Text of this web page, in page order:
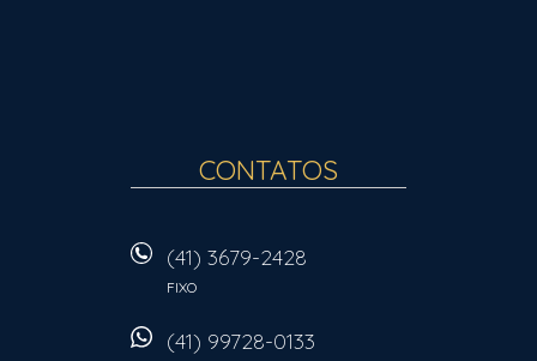
CONTATOS
(41) 3679-2428
FIXO
(41) 99728-0133